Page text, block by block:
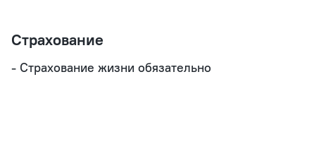
Страхование
- Страхование жизни обязательно